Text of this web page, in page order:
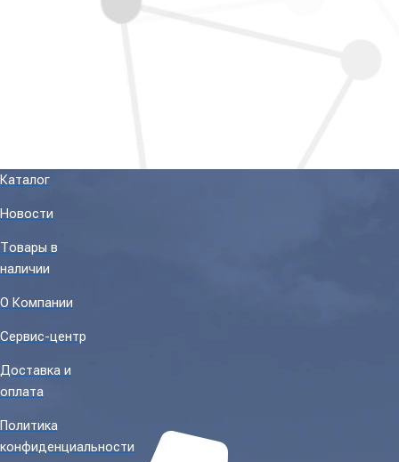
Каталог
Новости
Товары в
наличии
О Компании
Сервис-центр
Доставка и
оплата
Политика
конфиденциальности